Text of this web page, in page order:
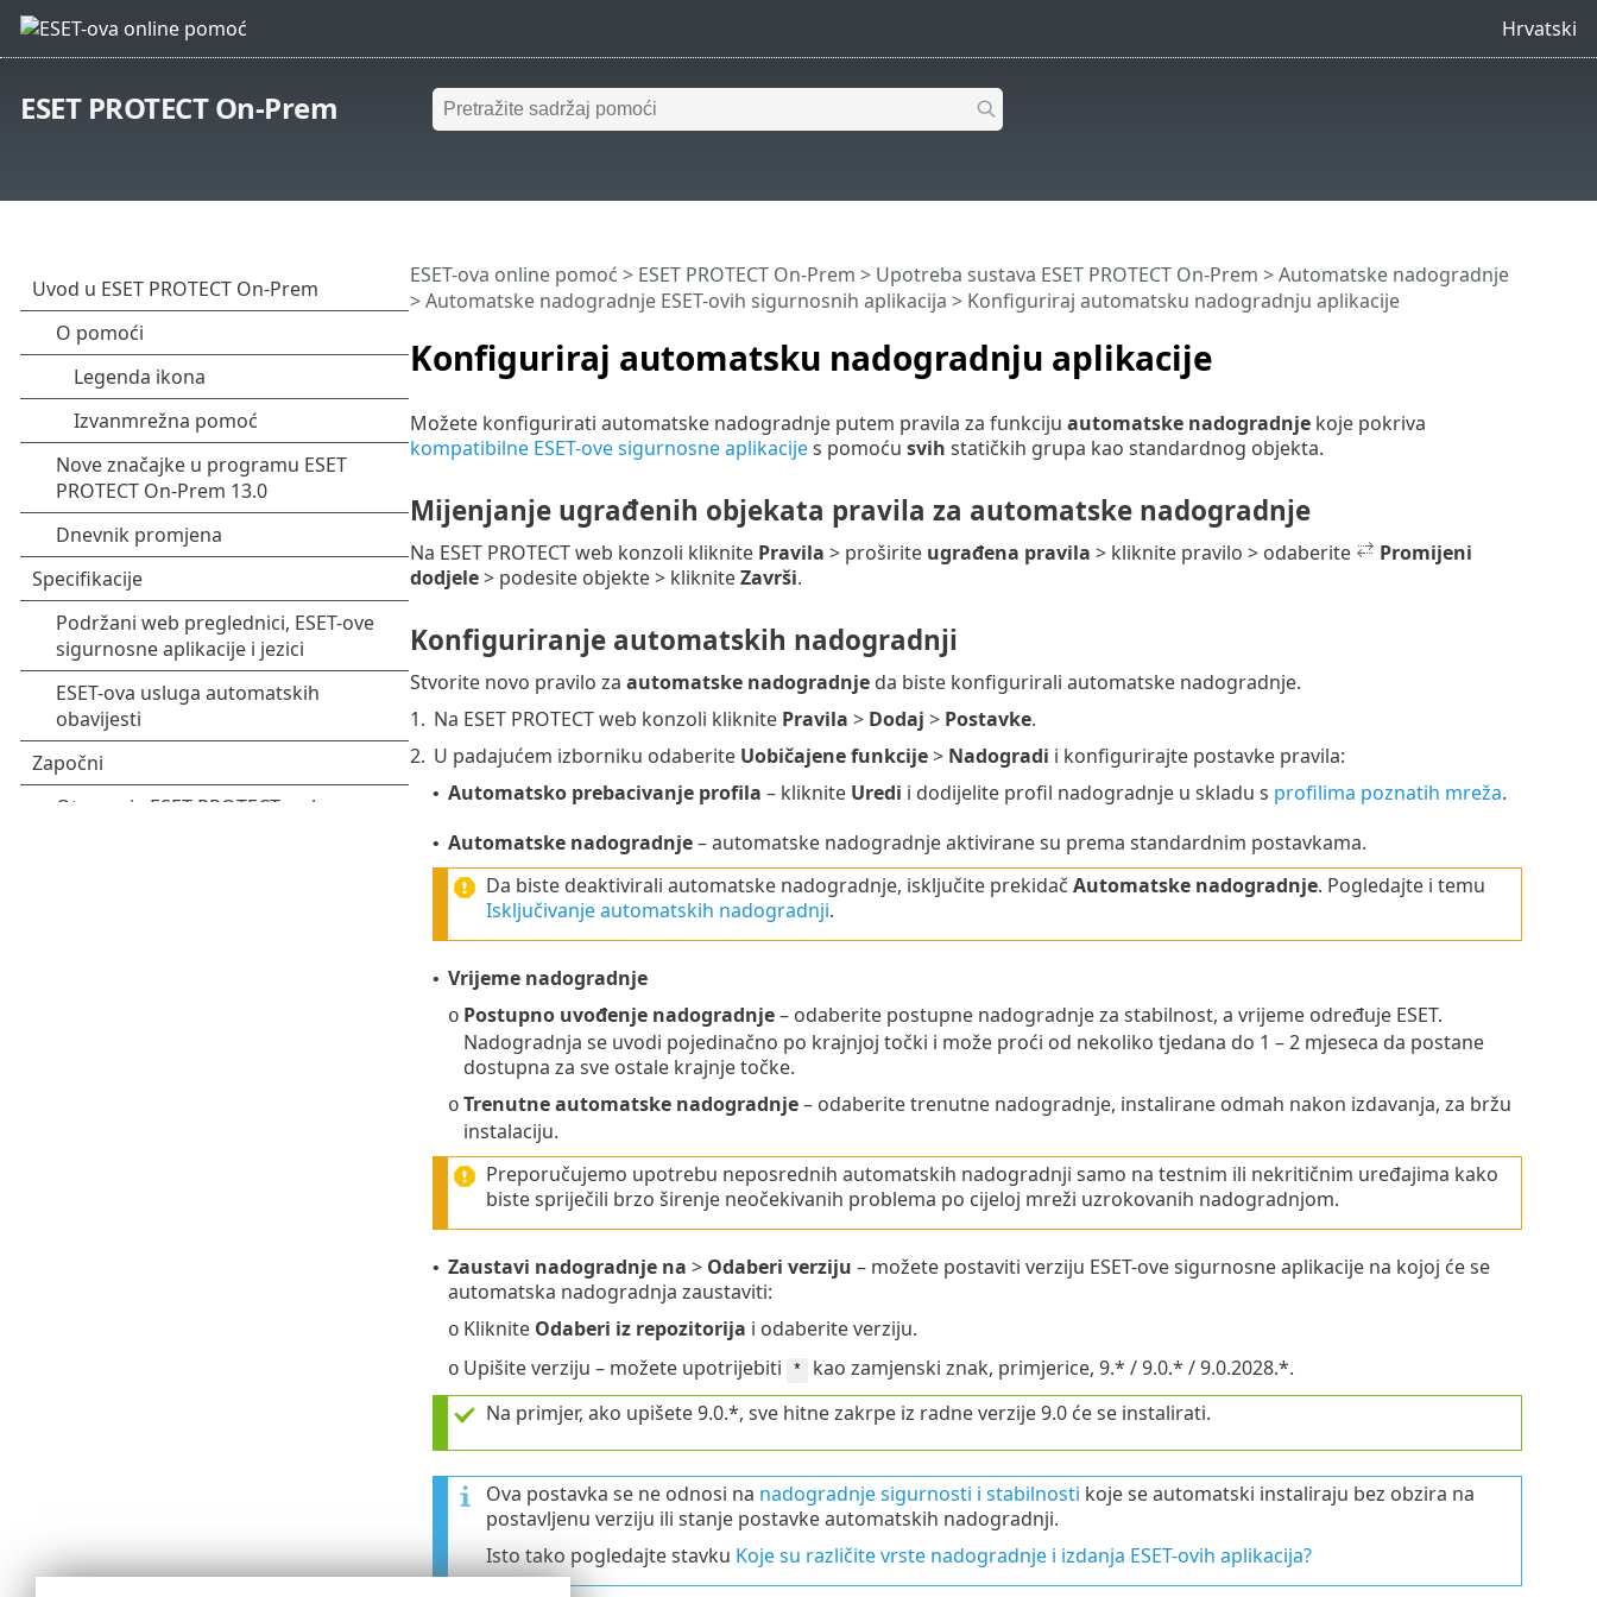
Hrvatski
ESET PROTECT On-Prem
Konfiguriraj automatsku nadogradnju aplikacije
ESET-ova online pomoć > ESET PROTECT On-Prem > Upotreba sustava ESET PROTECT On-Prem >Automatske nadogradnje
>Automatske nadogradnje ESET-ovih sigurnosnih aplikacija > Konfiguriraj automatsku nadogradnju aplikacije
Možete konfigurirati automatske nadogradnje putem pravila za funkciju automatske nadogradnjekoje pokriva
kompatibilne ESET-ove sigurnosne aplikacijes pomoću svih statičkih grupa kao standardnog objekta.
Mijenjanje ugrađenih objekata pravila za automatske nadogradnje
Na ESET PROTECT web konzoli kliknite Pravila > proširite ugrađena pravila > kliknite pravilo > odaberite
Promijeni
dodjele> podesite objekte > klikniteZavrši.
Konfiguriranje automatskih nadogradnji
Stvorite novo pravilo za automatske nadogradnjeda biste konfigurirali automatske nadogradnje.
1. Na ESET PROTECT web konzoli kliknite Pravila > Dodaj > Postavke.
2. U padajućem izborniku odaberite Uobičajene funkcije> Nadogradi i konfigurirajte postavke pravila:
• Automatsko prebacivanje profila – kliknite Uredi i dodijelite profil nadogradnje u skladu s profilima poznatih mreža.
• Automatske nadogradnje– automatske nadogradnje aktivirane su prema standardnim postavkama.
Da biste deaktivirali automatske nadogradnje, isključite prekidač Automatske nadogradnje. Pogledajte i temu
Isključivanje automatskih nadogradnji.
• Vrijeme nadogradnje
o Postupno uvođenje nadogradnje– odaberite postupne nadogradnje za stabilnost, a vrijeme određuje ESET.
Nadogradnja se uvodi pojedinačno po krajnjoj točki i može proći od nekoliko tjedana do 1 – 2 mjeseca da postane
dostupna za sve ostale krajnje točke.
o Trenutne automatske nadogradnje– odaberite trenutne nadogradnje, instalirane odmah nakon izdavanja, za bržu
instalaciju.
Preporučujemo upotrebu neposrednih automatskih nadogradnji samo na testnim ili nekritičnim uređajima kako
biste spriječili brzo širenje neočekivanih problema po cijeloj mreži uzrokovanih nadogradnjom.
• Zaustavi nadogradnje na > Odaberi verziju – možete postaviti verziju ESET-ove sigurnosne aplikacije na kojoj će se
automatska nadogradnja zaustaviti:
o Kliknite Odaberi iz repozitorija i odaberite verziju.
o Upišite verziju – možete upotrijebiti *
kao zamjenski znak, primjerice, 9.* / 9.0.* / 9.0.2028.*.
Na primjer, ako upišete 9.0.*, sve hitne zakrpe iz radne verzije 9.0 će se instalirati.
Ova postavka se ne odnosi na nadogradnje sigurnosti i stabilnosti koje se automatski instaliraju bez obzira na
postavljenu verziju ili stanje postavke automatskih nadogradnji.
Isto tako pogledajte stavku Koje su različite vrste nadogradnje i izdanja ESET-ovih aplikacija?